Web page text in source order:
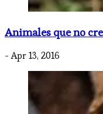
Animales que no
- Apr 13, 2016